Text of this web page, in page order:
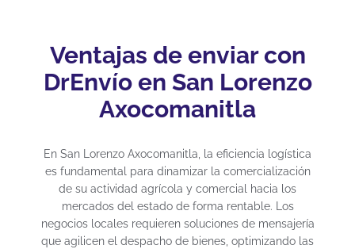
Ventajas de enviar con
DrEnvío en San Lorenzo
Axocomanitla
En San Lorenzo Axocomanitla, la eficiencia logística
es fundamental para dinamizar la comercialización
de su actividad agrícola y comercial hacia los
mercados del estado de forma rentable. Los
negocios locales requieren soluciones de mensajería
que agilicen el despacho de bienes, optimizando las